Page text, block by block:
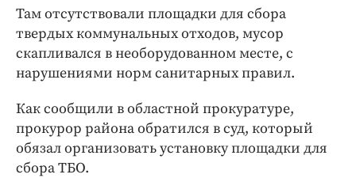
Издания
Медиаперсона
Интересное чтиво
Бренд года
Работодатель года
Там отсутствовали площадки для сбора
твердых коммунальных отходов, мусор
скапливался в необорудованном месте, с
нарушениями норм санитарных правил.
Как сообщили в областной прокуратуре,
прокурор района обратился в суд, который
обязал организовать установку площадки для
сбора ТБО.